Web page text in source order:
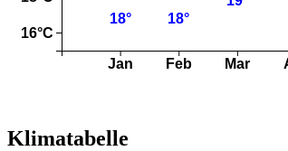
Klimatabelle